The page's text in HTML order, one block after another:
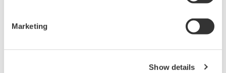
Marketing
Show details
波形测量仪器
的概念，将数字示波器和多通道